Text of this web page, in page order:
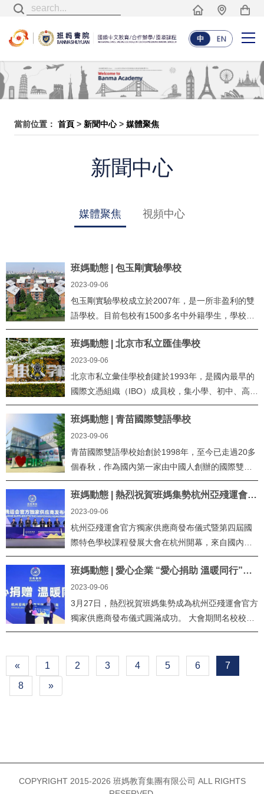
當前位置： 首頁> 新聞中心> 媒體聚焦
新聞中心
媒體聚焦 視頻中心
班媽動態 | 包玉剛實驗學校
2023-09-06
包玉剛實驗學校成立於2007年，是一所非盈利的雙
語學校。目前包校有1500多名中外籍學生，學校提
供小學一年級至高中十二年製的學曆教育，高中...
班媽動態 | 北京市私立匯佳學校
2023-09-06
北京市私立彙佳學校創建於1993年，是國內最早的
國際文憑組織（IBO）成員校，集小學、初中、高中
一貫製、中外籍學生同校就讀的走讀兼寄宿製...
班媽動態 | 青苗國際雙語學校
2023-09-06
青苗國際雙語學校始創於1998年，至今已走過20多
個春秋，作為國內第一家由中國人創辦的國際雙語
教育品牌，最早開創中西方教育結合辦學新模式...
班媽動態 | 熱烈祝賀班媽集勢杭州亞殘運會官
方獨家供應商發佈儀式圓滿成功
2023-09-06
杭州亞殘運會官方獨家供應商發布儀式暨第四屆國
際特色學校課程發展大會在杭州開幕，來自國內外
的1000余名專家、校長和教育工作者齊聚一堂，...
班媽動態 | 愛心企業 “愛心捐助 溫暖同行”校
服捐贈活動
2023-09-06
3月27日，熱烈祝賀班媽集勢成為杭州亞殘運會官方
獨家供應商發布儀式圓滿成功。 大會期間名校校服
班媽集勢舉行了“愛心捐贈 溫...
« 1 2 3 4 5 6
7
8
»
COPYRIGHT 2015-2026 班媽教育集團有限公司 ALL RIGHTS